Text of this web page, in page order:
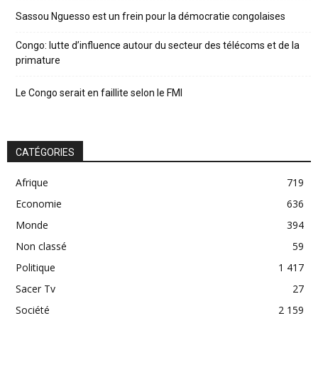
Sassou Nguesso est un frein pour la démocratie congolaises
Congo: lutte d’influence autour du secteur des télécoms et de la
primature
Le Congo serait en faillite selon le FMI
CATÉGORIES
Afrique
719
Economie
636
Monde
394
Non classé
59
Politique
1 417
Sacer Tv
27
Société
2 159